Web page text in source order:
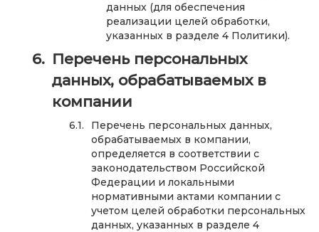
данных (для обеспечения
реализации целей обработки,
указанных в разделе 4 Политики).
Перечень персональных
данных, обрабатываемых в
компании
Перечень персональных данных,
обрабатываемых в компании,
определяется в соответствии с
законодательством Российской
Федерации и локальными
нормативными актами компании с
учетом целей обработки персональных
данных, указанных в разделе 4